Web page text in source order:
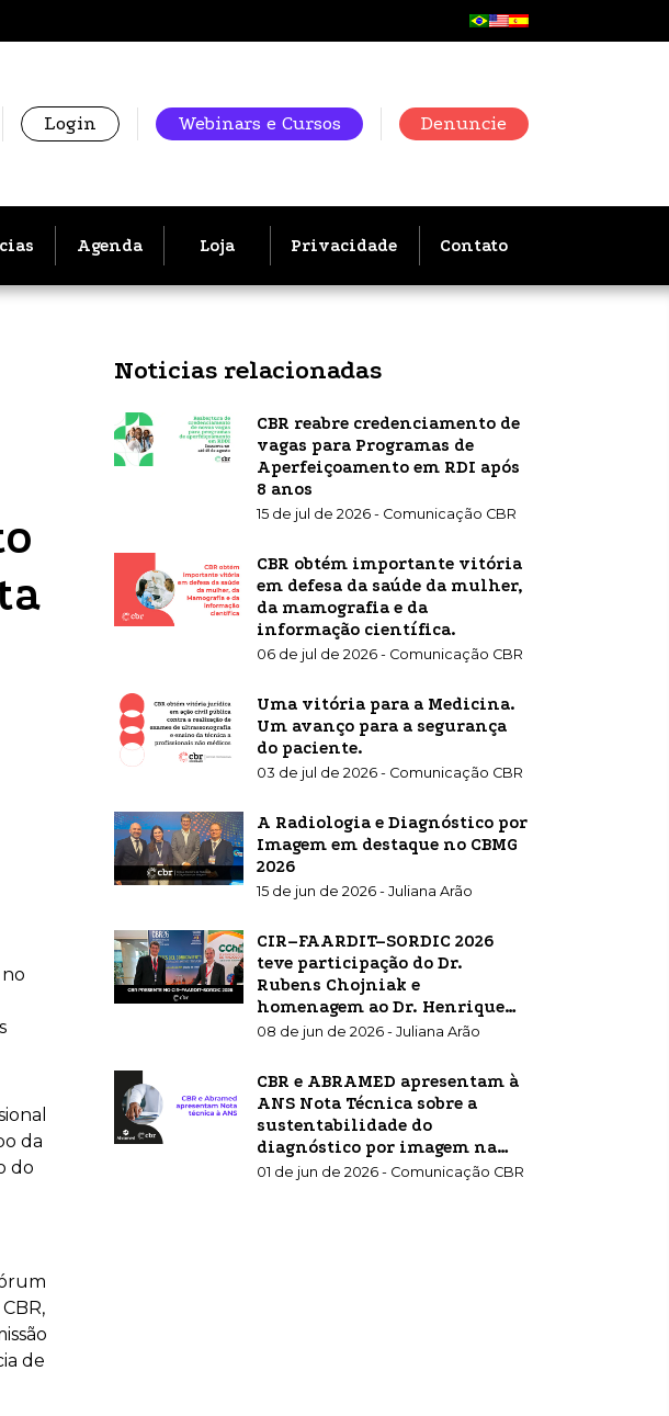
Login Webinars e Cursos Denuncie
Agenda Loja Privacidade Contato
da
do
de
Noticias relacionadas
CBR reabre credenciamento de
vagas para Programas de
Aperfeiçoamento em RDI após
8 anos
15 de jul de 2026 - Comunicação CBR
CBR obtém importante vitória
em defesa da saúde da mulher,
da mamografia e da
informação científica.
06 de jul de 2026 - Comunicação CBR
Uma vitória para a Medicina.
Um avanço para a segurança
do paciente.
03 de jul de 2026 - Comunicação CBR
A Radiologia e Diagnóstico por
Imagem em destaque no CBMG
2026
15 de jun de 2026 - Juliana Arão
CIR–FAARDIT–SORDIC 2026
teve participação do Dr.
Rubens Chojniak e
homenagem ao Dr. Henrique
Carrete Jr.
08 de jun de 2026 - Juliana Arão
CBR e ABRAMED apresentam à
ANS Nota Técnica sobre a
sustentabilidade do
diagnóstico por imagem na
saúde suplementar
01 de jun de 2026 - Comunicação CBR